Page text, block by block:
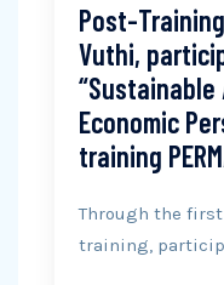
Post-
Vuthi,
Economic
training
Through the first
training,